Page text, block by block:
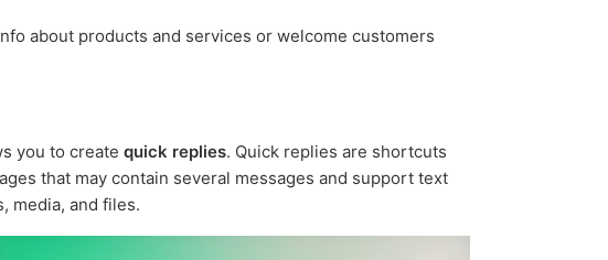
about products and services or welcome customers
you to create quick replies. Quick replies are shortcuts
that may contain several messages and support text
media, and files.